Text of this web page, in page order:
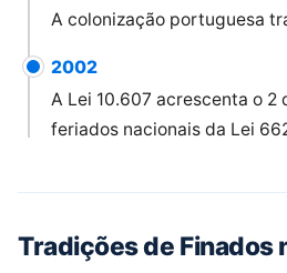
A colonização portuguesa
2002
A Lei 10.607 acrescenta o 2
feriados nacionais da Lei
Tradições de Finados